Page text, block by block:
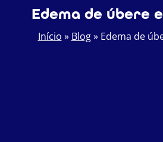
Edema de úbere
Início » Blog» Edema de